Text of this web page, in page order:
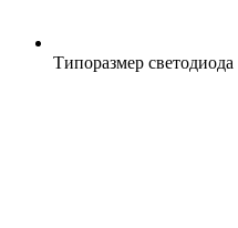
Типоразмер светодиода